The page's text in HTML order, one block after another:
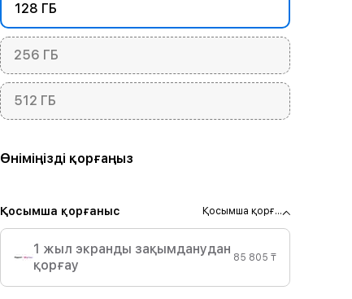
128 ГБ
256 ГБ
512 ГБ
Өніміңізді қорғаңыз
Қосымша қорғаныс Қосымша қорғ...
1 жыл экранды зақымданудан
қорғау
85 805 ₸